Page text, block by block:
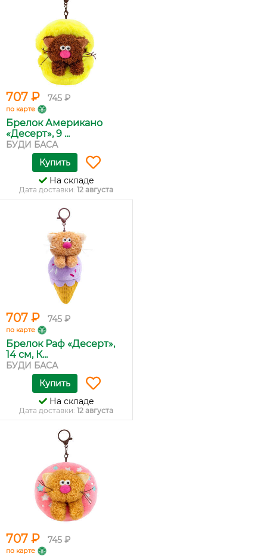
707 ₽ 745 ₽
по карте
Брелок Американо
«Десерт», 9 ...
БУДИ БАСА
Купить
На складе
Дата доставки: 12 августа
707 ₽ 745 ₽
по карте
Брелок Раф «Десерт»,
14 см, К...
БУДИ БАСА
Купить
На складе
Дата доставки: 12 августа
707 ₽ 745 ₽
по карте